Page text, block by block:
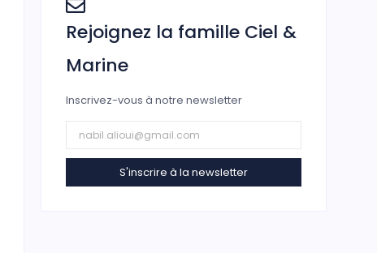
Rejoignez la famille Ciel &
Marine
Inscrivez-vous à notre newsletter
S'inscrire à la newsletter